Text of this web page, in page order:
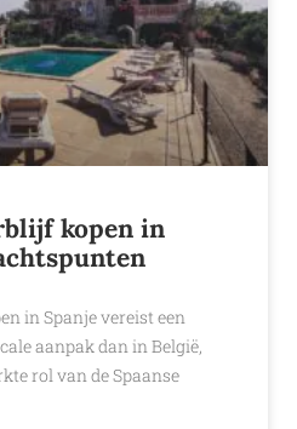
kopen in
in Spanje vereist een
aanpak dan in België,
rol van de Spaanse